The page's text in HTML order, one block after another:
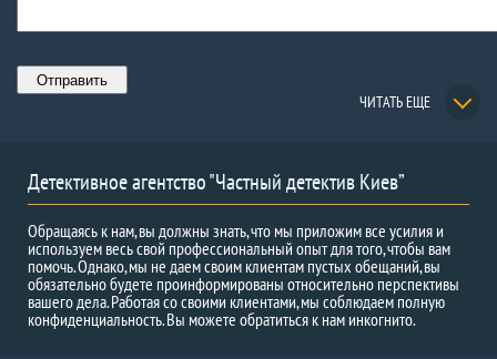
ЧИТАТЬ ЕЩЕ
Детективное агентство "Частный детектив Киев”
Обращаясь к нам, вы должны знать, что мы приложим все усилия и
используем весь свой профессиональный опыт для того, чтобы вам
помочь. Однако, мы не даем своим клиентам пустых обещаний, вы
обязательно будете проинформированы относительно перспективы
вашего дела. Работая со своими клиентами, мы соблюдаем полную
конфиденциальность. Вы можете обратиться к нам инкогнито.